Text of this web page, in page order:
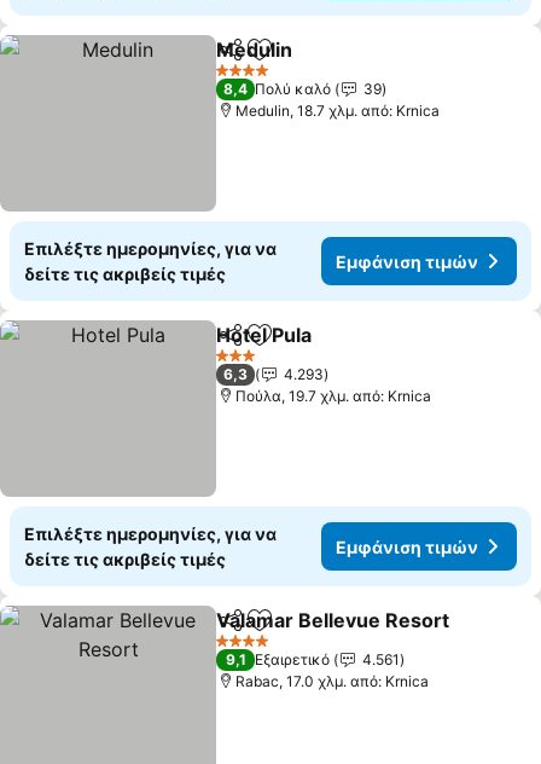
Κοινοποίηση
Προσθήκη στα αγαπημένα
Medulin
4 Αστέρια
8,4 Πολύ καλό
39
Medulin, 18.7 χλμ. από: Krnica
Επιλέξτε ημερομηνίες, για να
δείτε τις ακριβείς τιμές
Εμφάνιση τιμών
Κοινοποίηση
Προσθήκη στα αγαπημένα
Hotel Pula
3 Αστέρια
6,3
4.293
Πούλα, 19.7 χλμ. από: Krnica
Επιλέξτε ημερομηνίες, για να
δείτε τις ακριβείς τιμές
Εμφάνιση τιμών
Κοινοποίηση
Προσθήκη στα αγαπημένα
Valamar Bellevue Resort
4 Αστέρια
9,1 Εξαιρετικό
4.561
Rabac, 17.0 χλμ. από: Krnica